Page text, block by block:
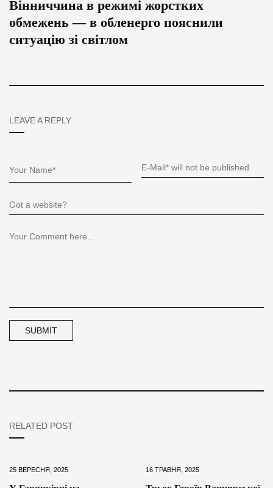
Вінниччина в режимі жорстких
обмежень — в обленерго пояснили
ситуацію зі світлом
LEAVE A REPLY
RELATED POST
25 ВЕРЕСНЯ, 2025 16 ТРАВНЯ, 2025